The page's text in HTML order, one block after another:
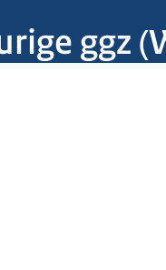
ggz